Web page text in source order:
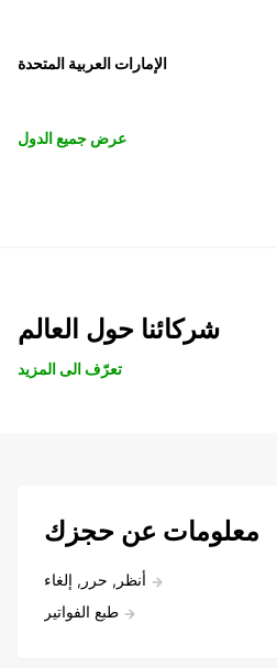
الإمارات العربية المتحدة
عرض جميع الدول
شركائنا حول العالم
تعرّف الى المزيد
معلومات عن حجزك
أنظر, حرر, إلغاء
طبع الفواتير